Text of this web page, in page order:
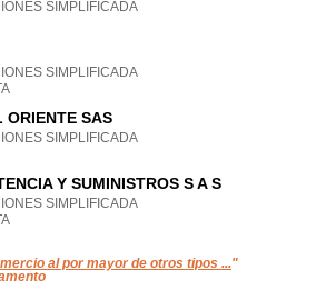
SIMPLIFICADA
SIMPLIFICADA
ORIENTE SAS
SIMPLIFICADA
Y SUMINISTROS S A S
SIMPLIFICADA
al por mayor de otros tipos ..."